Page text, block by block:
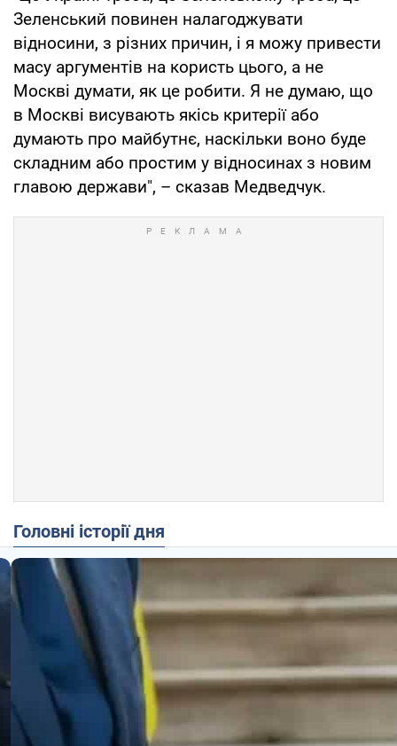
Зеленський повинен налагоджувати
відносини, з різних причин, і я можу привести
масу аргументів на користь цього, а не
Москві думати, як це робити. Я не думаю, що
в Москві висувають якісь критерії або
думають про майбутнє, наскільки воно буде
складним або простим у відносинах з новим
главою держави", – сказав Медведчук.
Головні історії дня